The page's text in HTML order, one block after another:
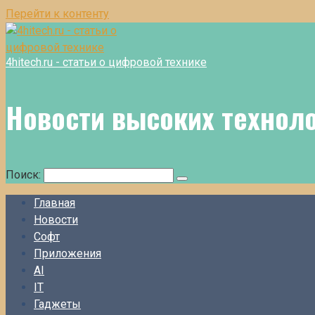
Перейти к контенту
4hitech.ru - статьи о цифровой технике
Новости высоких
Поиск:
Главная
Новости
Софт
Приложения
AI
IT
Гаджеты